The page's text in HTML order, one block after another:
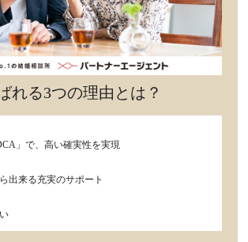
れる3つの理由とは？
」で、高い確実性を実現
出来る充実のサポート